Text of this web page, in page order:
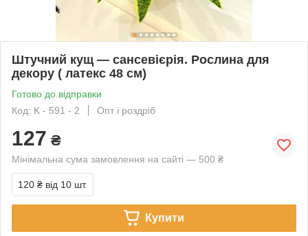
Штучний кущ — сансевієрія. Рослина для
декору ( латекс 48 см)
Готово до відправки
Код: K - 591 - 2
Опт і роздріб
127 ₴
Мінімальна сума замовлення на сайті — 500 ₴
120 ₴ від 10 шт.
Купити